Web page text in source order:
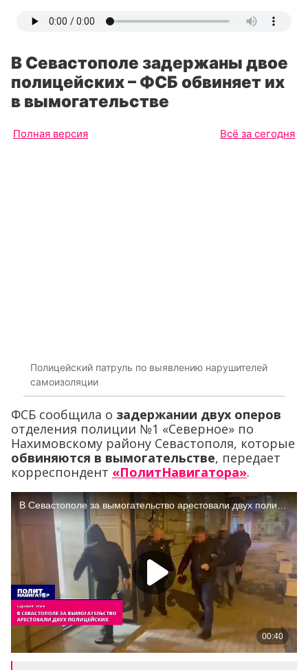
В Севастополе задержаны двое
полицейских – ФСБ обвиняет их
в вымогательстве
Полная версия Всё за сегодня
Полицейский патруль по выявлению нарушителей
самоизоляции
ФСБ сообщила о задержании двух оперов
отделения полиции №1 «Северное» по
Нахимовскому району Севастополя, которые
обвиняются в вымогательстве, передает
корреспондент «ПолитНавигатора».